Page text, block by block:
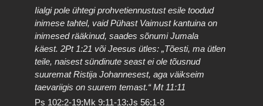
Iialgi pole ühtegi prohvetiennustust esile toodud
inimese tahtel, vaid Pühast Vaimust kantuina on
inimesed rääkinud, saades sõnumi Jumala
käest. 2Pt 1:21 või Jeesus ütles: „Tõesti, ma ütlen
teile, naisest sündinute seast ei ole tõusnud
suuremat Ristija Johannesest, aga väikseim
taevariigis on suurem temast.“ Mt 11:11
Ps 102:2-19;Mk 9:11-13;Js 56:1-8